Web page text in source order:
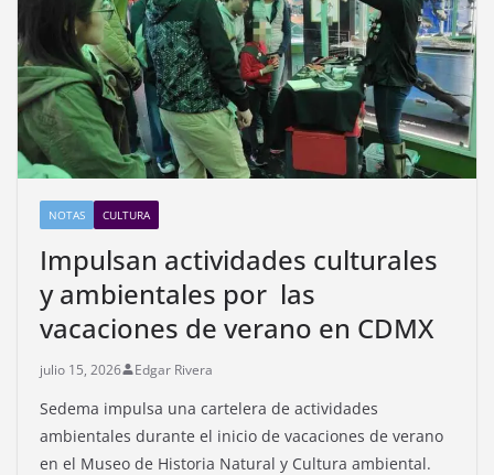
NOTAS CULTURA
Impulsan actividades culturales
y ambientales por las
vacaciones de verano en CDMX
julio 15, 2026 Edgar Rivera
Sedema impulsa una cartelera de actividades
ambientales durante el inicio de vacaciones de verano
en el Museo de Historia Natural y Cultura ambiental.